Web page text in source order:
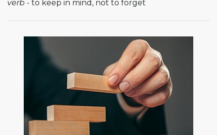
verb - to keep in mind, not to forget